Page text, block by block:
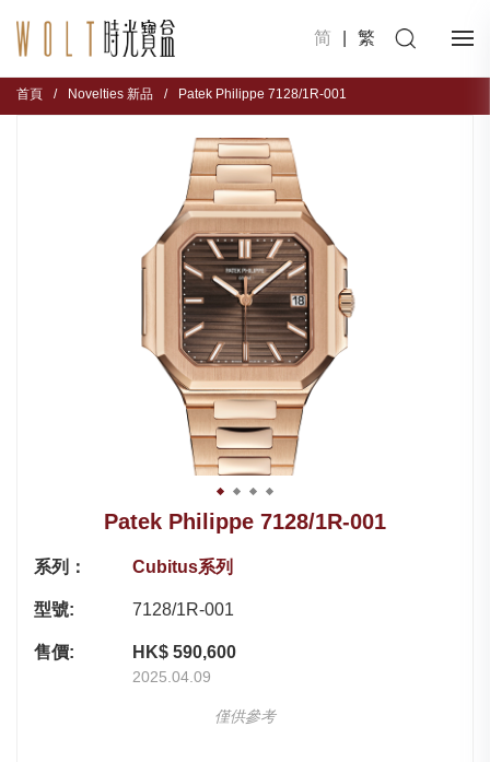
简 繁
首頁 / Novelties 新品 / Patek Philippe 7128/1R-001
Patek Philippe 7128/1R-001
系列： Cubitus系列
型號: 7128/1R-001
售價: HK$ 590,600
2025.04.09
僅供參考